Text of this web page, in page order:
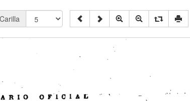
Carilla